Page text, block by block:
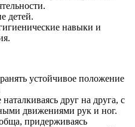
детей.
навыки и
устойчивое положение
друг на друга, с
движениями рук и ног.
придерживаясь